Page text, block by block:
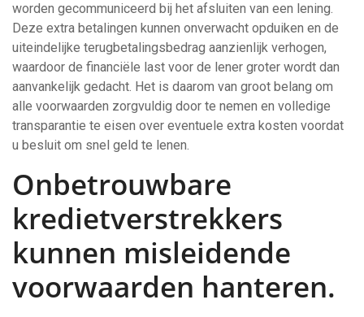
worden gecommuniceerd bij het afsluiten van een lening.
Deze extra betalingen kunnen onverwacht opduiken en de
uiteindelijke terugbetalingsbedrag aanzienlijk verhogen,
waardoor de financiële last voor de lener groter wordt dan
aanvankelijk gedacht. Het is daarom van groot belang om
alle voorwaarden zorgvuldig door te nemen en volledige
transparantie te eisen over eventuele extra kosten voordat
u besluit om snel geld te lenen.
Onbetrouwbare
kredietverstrekkers
kunnen misleidende
voorwaarden hanteren.